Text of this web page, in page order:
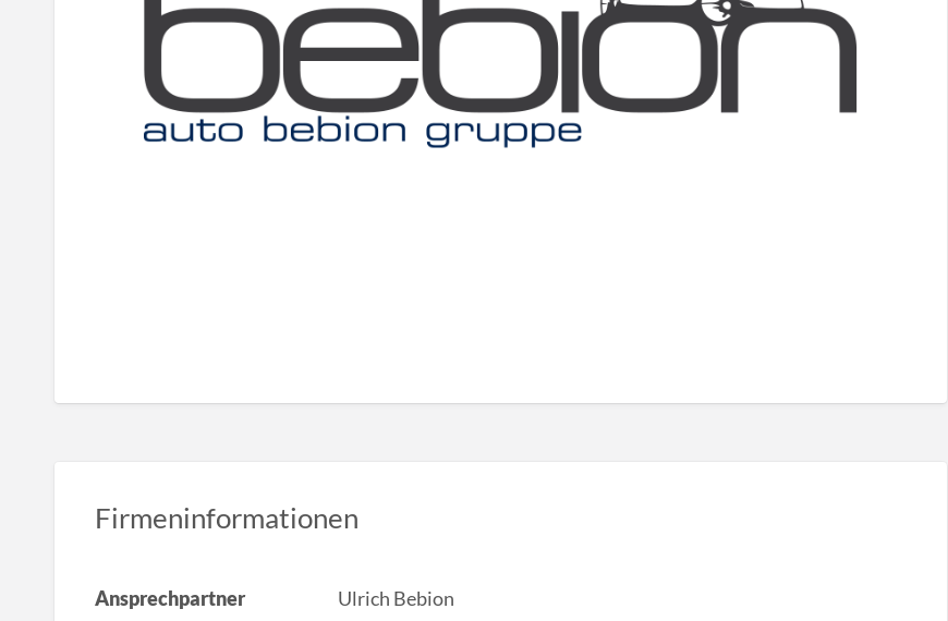
Firmeninformationen
Ansprechpartner Ulrich Bebion